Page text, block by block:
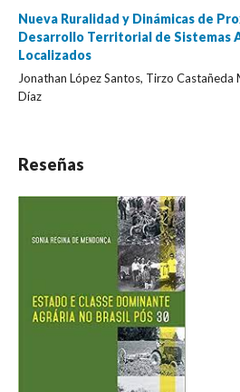
Nueva Ruralidad y Dinámicas de
Desarrollo Territorial de Sistemas
Localizados
Jonathan López Santos, Tirzo
Díaz
Reseñas